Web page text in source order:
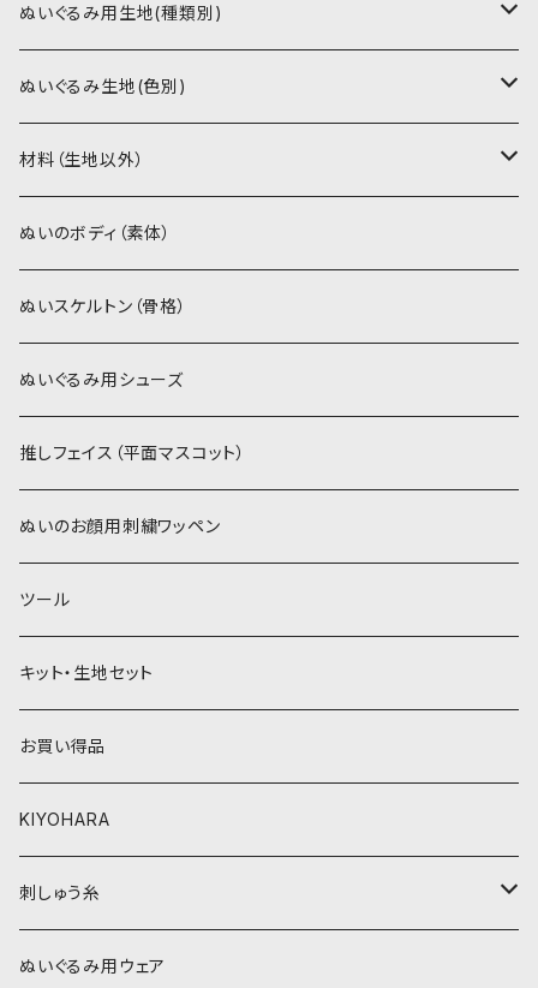
書籍（紙の本）
PDFデータ（ダウンロード）
ぬいぐるみ用生地(種類別)
ソフトボア（短毛）
ソフトボア（5mm）
ぬいトリコット
スキンカラー生地
カーリーベルボア
パウダーボア（4mm）
ウィッグボア（8cm）
ぬいぐるみ生地(色別)
ソフトボア
スキンカラー系
白系
黄色・クリーム系
ベージュ・ブラウン系
ぬいトリコット
スキンカラー系
白系
黄色・クリーム系
ベージュ・ブラウン系
材料（生地以外）
アイロン接着シート
ステッチカラー
ミニワッペン
リボン
ぬいのボディ（素体）
ぬいスケルトン（骨格）
ぬいぐるみ用シューズ
推しフェイス（平面マスコット）
ぬいのお顔用刺繍ワッペン
ツール
キット・生地セット
お買い得品
KIYOHARA
刺しゅう糸
COSMO 25番刺しゅう糸
ぬいぐるみ用ウェア